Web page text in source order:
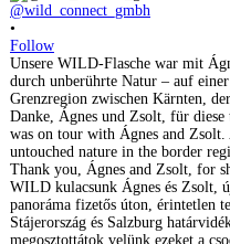
@wild_connect_gmbh
•
Follow
Unsere WILD-Flasche war mit
durch unberührte Natur – auf
Grenzregion zwischen Kärnten,
Danke, Ágnes und Zsolt, für
was on tour with Ágnes and
untouched nature in the border
Thank you, Ágnes and Zsolt, for
WILD kulacsunk Ágnes és Zsolt,
panoráma fizetős úton, érintetlen
Stájerország és Salzburg
megosztottátok velünk ezeket a